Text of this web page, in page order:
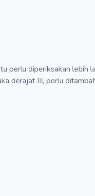
perlu diperiksakan lebih
derajat III, perlu